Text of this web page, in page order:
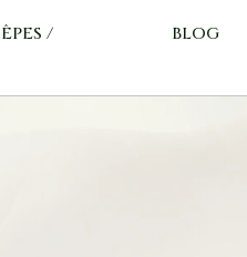
/
BLOG